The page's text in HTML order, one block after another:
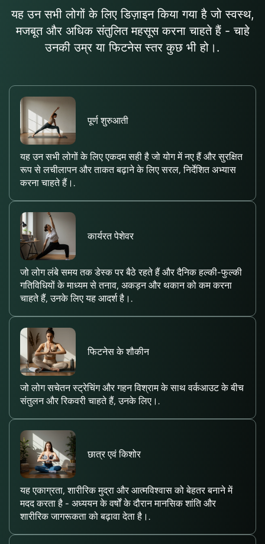
यह उन सभी लोगों के लिए डिज़ाइन किया गया है जो स्वस्थ,
मजबूत और अधिक संतुलित महसूस करना चाहते हैं - चाहे
उनकी उम्र या फिटनेस स्तर कुछ भी हो।.
पूर्ण शुरुआती
यह उन सभी लोगों के लिए एकदम सही है जो योग में नए हैं और सुरक्षित
रूप से लचीलापन और ताकत बढ़ाने के लिए सरल, निर्देशित अभ्यास
करना चाहते हैं।.
कार्यरत पेशेवर
जो लोग लंबे समय तक डेस्क पर बैठे रहते हैं और दैनिक हल्की-फुल्की
गतिविधियों के माध्यम से तनाव, अकड़न और थकान को कम करना
चाहते हैं, उनके लिए यह आदर्श है।.
फिटनेस के शौकीन
जो लोग सचेतन स्ट्रेचिंग और गहन विश्राम के साथ वर्कआउट के बीच
संतुलन और रिकवरी चाहते हैं, उनके लिए।.
छात्र एवं किशोर
यह एकाग्रता, शारीरिक मुद्रा और आत्मविश्वास को बेहतर बनाने में
मदद करता है - अध्ययन के वर्षों के दौरान मानसिक शांति और
शारीरिक जागरूकता को बढ़ावा देता है।.